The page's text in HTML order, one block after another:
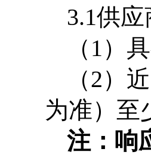
3.1供应
（ 1）
（2）近
为准）至
注：响